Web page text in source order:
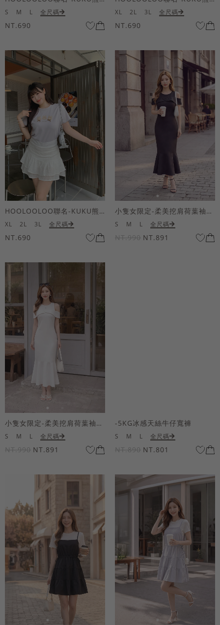
S M L 全尺碼
NT.690
XL 2L 3L 全尺碼
NT.690
HOOLOOLOO聯名-KUKU熊蝴蝶結短袖上衣
XL 2L 3L 全尺碼
NT.690
小隻女限定-柔美挖肩荷葉袖魚尾長洋裝
S M L 全尺碼
NT.990 NT.891
小隻女限定-柔美挖肩荷葉袖魚尾長洋裝
S M L 全尺碼
NT.990 NT.891
-5KG冰感天絲牛仔寬褲
S M L 全尺碼
NT.890 NT.801